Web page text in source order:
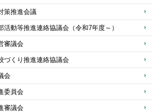
策推進会議
活動等推進連絡協議会（令和7年度～）
審議会
づくり推進連絡協議会
会
委員会
審議会